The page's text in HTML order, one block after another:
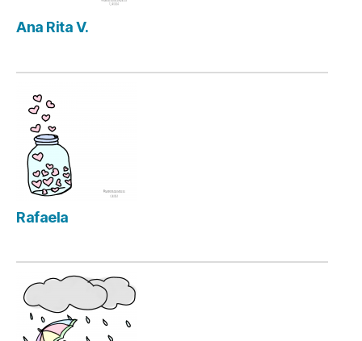
Ana Rita V.
Rafaela